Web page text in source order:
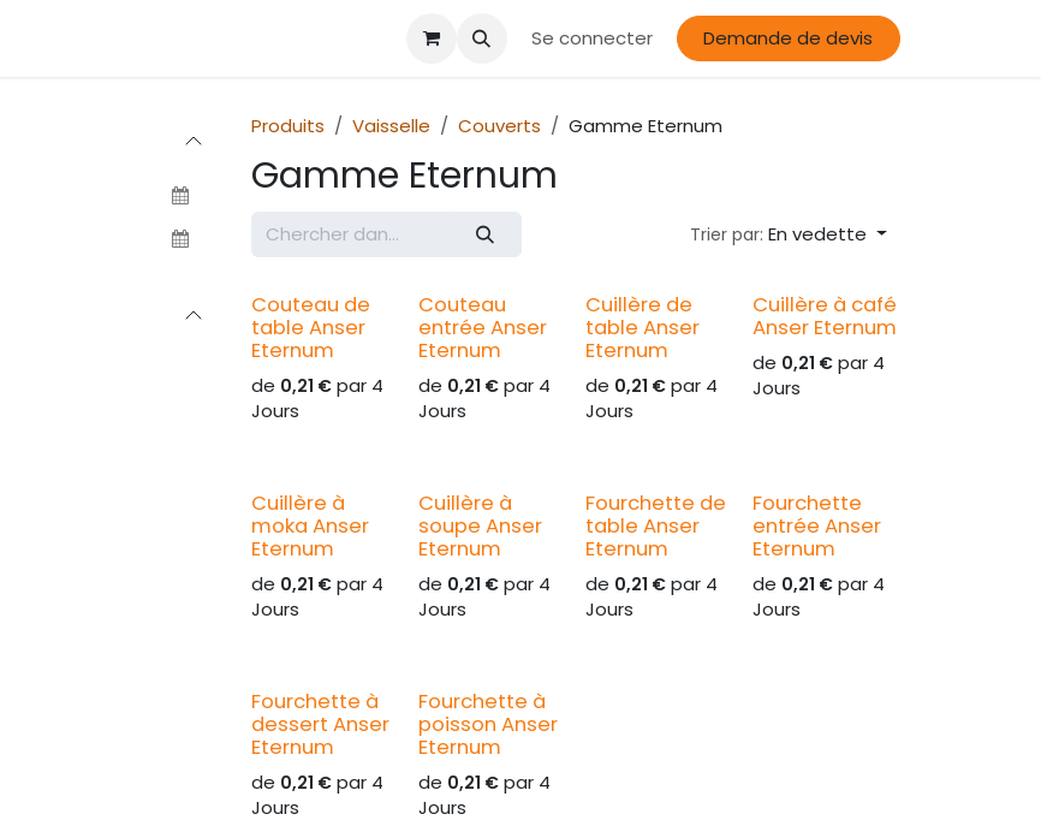
Se connecter Demande de devis
Produits Vaisselle Couverts Gamme Eternum
Gamme Eternum
Trier par: En vedette
Couteau de
table Anser
Eternum
de 0,21 € par 4
Jours
Couteau
entrée Anser
Eternum
de 0,21 € par 4
Jours
Cuillère de
table Anser
Eternum
de 0,21 € par 4
Jours
Cuillère à café
Anser Eternum
de 0,21 € par 4
Jours
Cuillère à
moka Anser
Eternum
de 0,21 € par 4
Jours
Cuillère à
soupe Anser
Eternum
de 0,21 € par 4
Jours
Fourchette de
table Anser
Eternum
de 0,21 € par 4
Jours
Fourchette
entrée Anser
Eternum
de 0,21 € par 4
Jours
Fourchette à
dessert Anser
Eternum
de 0,21 € par 4
Jours
Fourchette à
poisson Anser
Eternum
de 0,21 € par 4
Jours